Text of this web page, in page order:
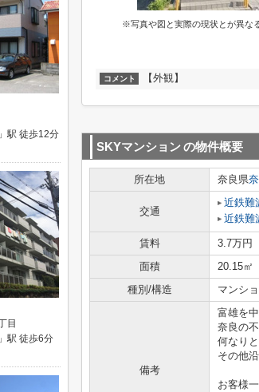
※写真や図と実際の現状とが異な
コメント 【外観】
SKYマンションの物件概要
所在地 奈良県
交通
近鉄難
近鉄難
賃料 3.7万円
面積
20.15㎡
種別/構造
マンシ
備考
富雄を
奈良の
何なり
その他
お客様
駅 徒歩12分
目
駅 徒歩6分